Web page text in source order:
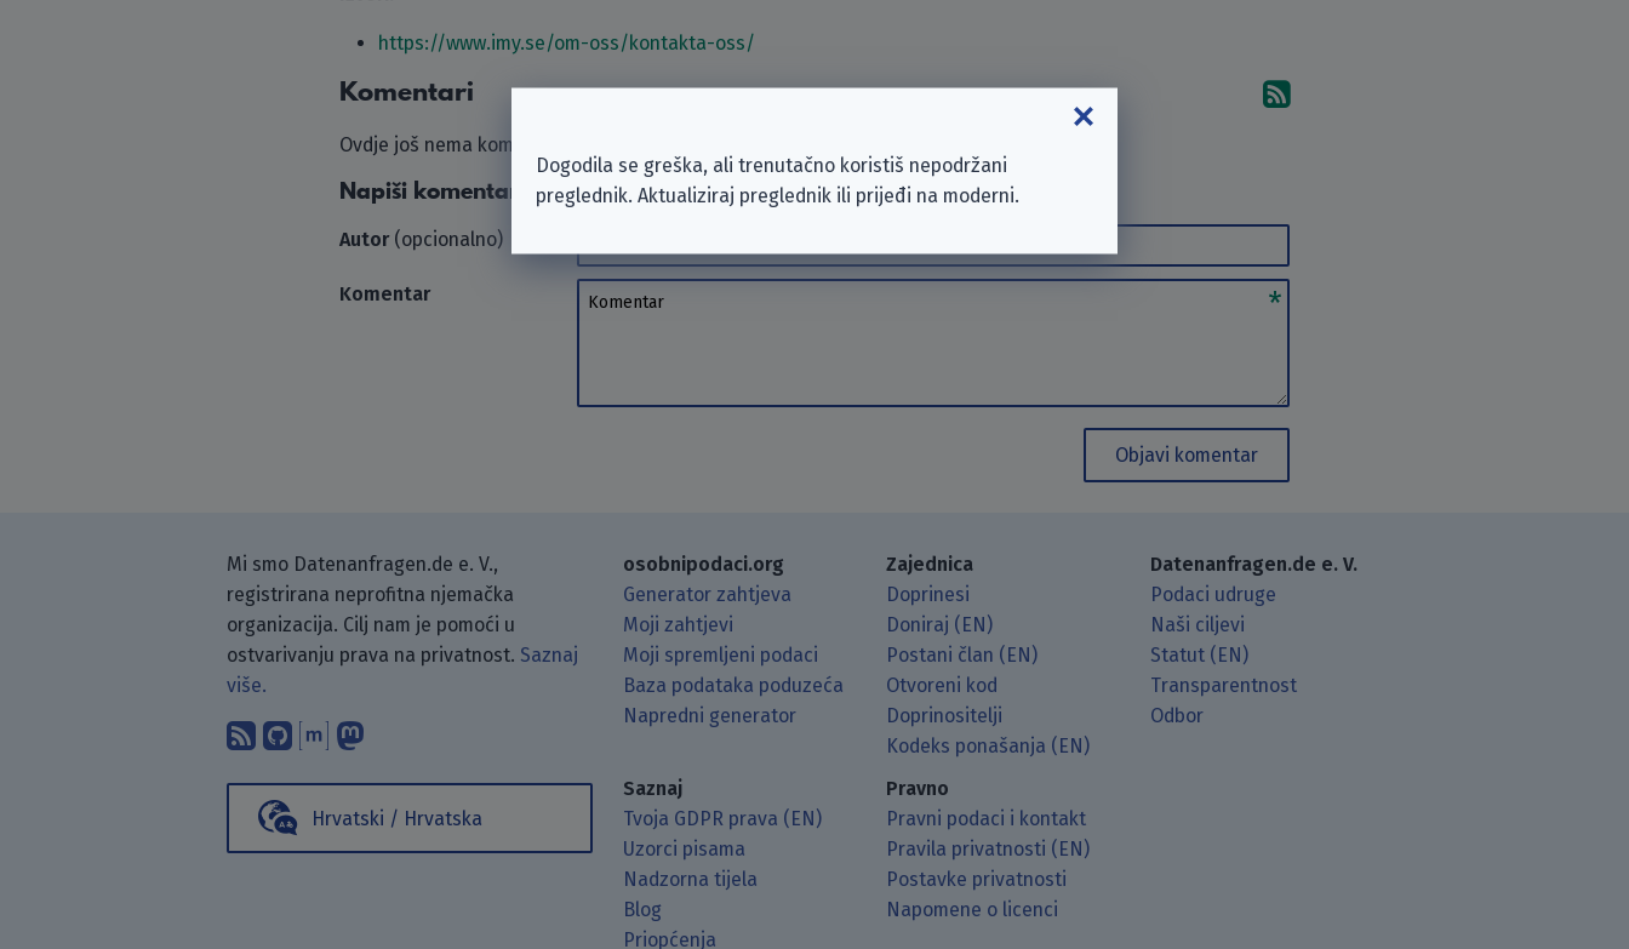
https://www.imy.se/om-oss/kontakta-oss/
Komentari Pretplati se na komentare
Ovdje još nema komentara. Ako želiš, napiši komentar!
Napiši komentar
Autor(opcionalno)
Komentar Komentar
Objavi komentar
Mi smo Datenanfragen.de e. V.,
registrirana neprofitna njemačka
organizacija. Cilj nam je pomoći u
ostvarivanju prava na privatnost. Saznaj
više.
Pretplati se na naš blog koristeći RSS čitač.
Pronađi nas na GitHubu.
Raspravljaj s nama putem Matrixa.
Prati nas na Mastodonu.
Hrvatski / Hrvatska
osobnipodaci.org
Generator zahtjeva
Moji zahtjevi
Moji spremljeni podaci
Baza podataka poduzeća
Napredni generator
Zajednica
Doprinesi
Doniraj (EN)
Postani član (EN)
Otvoreni kod
Doprinositelji
Kodeks ponašanja (EN)
Datenanfragen.de e. V.
Podaci udruge
Naši ciljevi
Statut (EN)
Transparentnost
Odbor
Saznaj
Tvoja GDPR prava (EN)
Uzorci pisama
Nadzorna tijela
Blog
Priopćenja
Pravno
Pravni podaci i kontakt
Pravila privatnosti (EN)
Postavke privatnosti
Napomene o licenci
Dogodila se greška, ali trenutačno koristiš nepodržani
preglednik. Aktualiziraj preglednik ili prijeđi na moderni.